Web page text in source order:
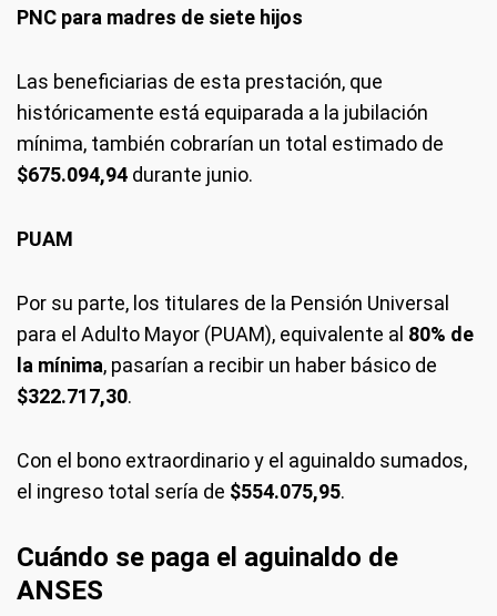
PNC para madres de siete hijos
Las beneficiarias de esta prestación, que
históricamente está equiparada a la jubilación
mínima, también cobrarían un total estimado de
$675.094,94 durante junio.
PUAM
Por su parte, los titulares de la Pensión Universal
para el Adulto Mayor (PUAM), equivalente al 80% de
la mínima, pasarían a recibir un haber básico de
$322.717,30.
Con el bono extraordinario y el aguinaldo sumados,
el ingreso total sería de $554.075,95.
Cuándo se paga el aguinaldo de
ANSES